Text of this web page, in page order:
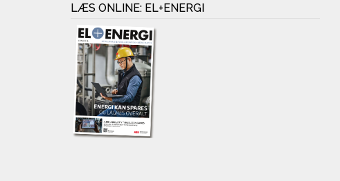
LÆS ONLINE: EL+ENERGI